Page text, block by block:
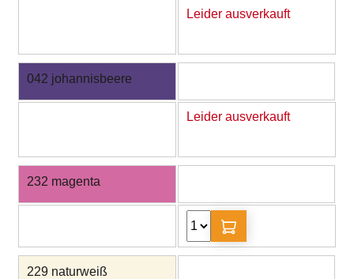
Leider ausverkauft
042 johannisbeere
Leider ausverkauft
232 magenta
229 naturweiß